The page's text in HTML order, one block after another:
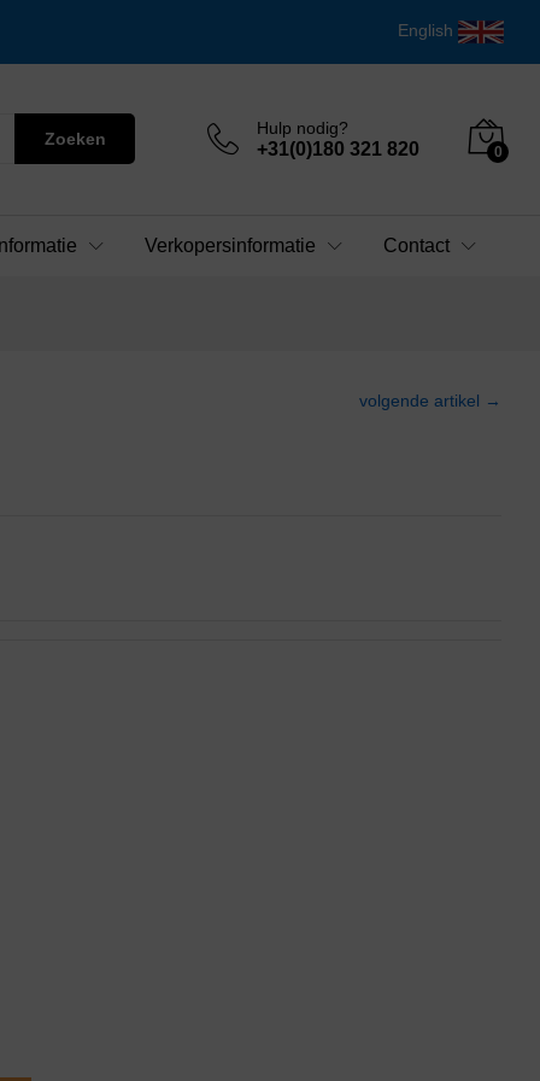
English
Zoeken
Hulp nodig?
+31(0)180 321 820 0
Verkopersinformatie Contact
volgende artikel →